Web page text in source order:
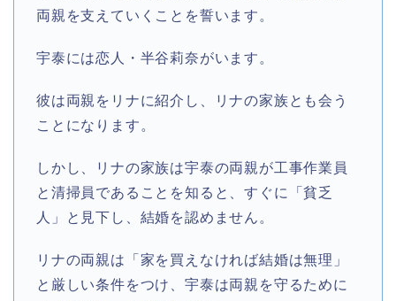
両親を支えていくことを誓います。
宇泰には恋人・半谷莉奈がいます。
彼は両親をリナに紹介し、リナの家族とも会う
ことになります。
しかし、リナの家族は宇泰の両親が工事作業員
と清掃員であることを知ると、すぐに「貧乏
人」と見下し、結婚を認めません。
リナの両親は「家を買えなければ結婚は無理」
と厳しい条件をつけ、宇泰は両親を守るために